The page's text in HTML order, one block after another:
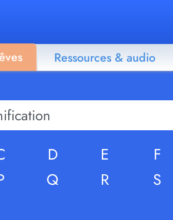
Ressources & audio
D E F
Q R S